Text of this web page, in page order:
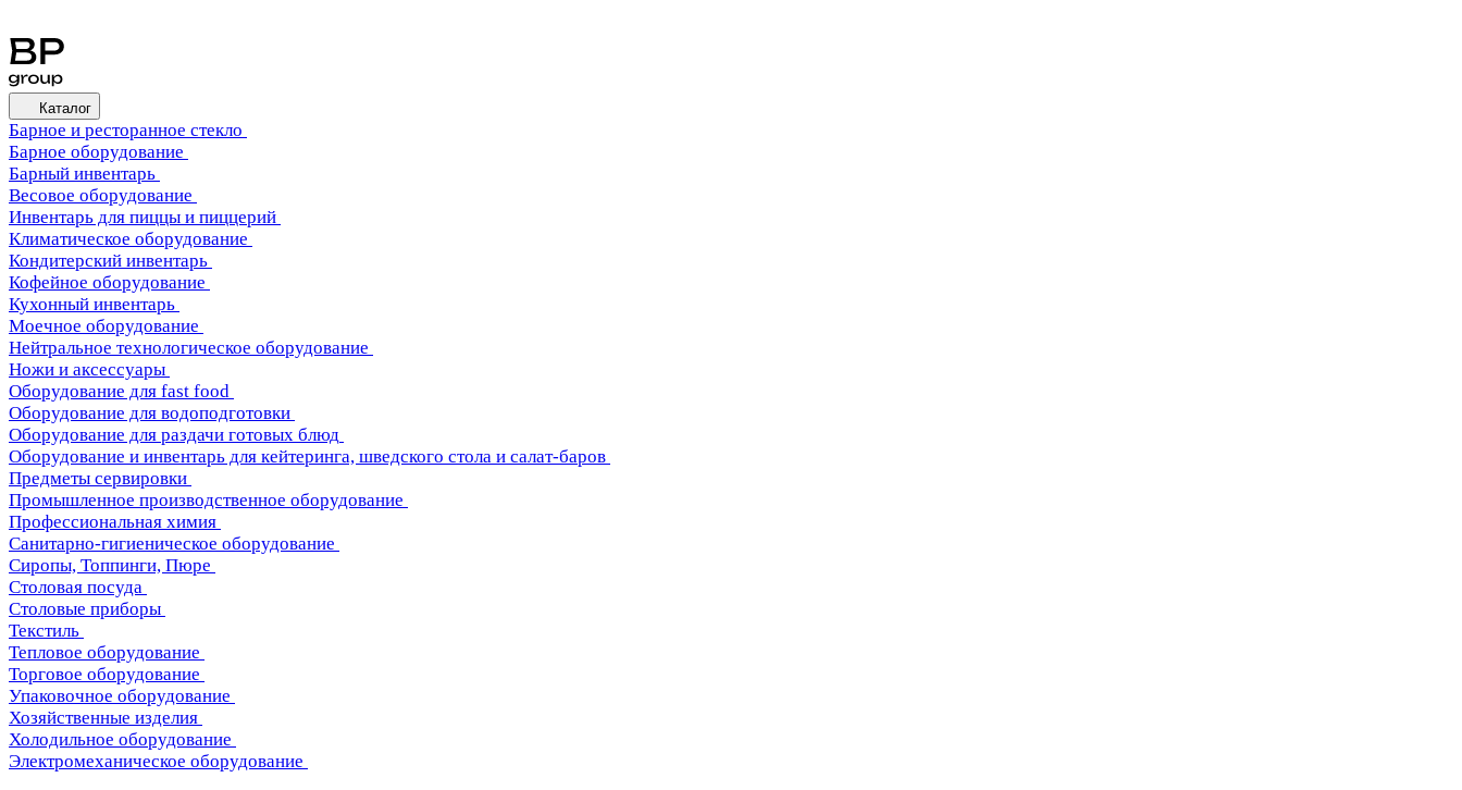
Каталог
Барное и ресторанное стекло
Барное оборудование
Барный инвентарь
Весовое оборудование
Инвентарь для пиццы и пиццерий
Климатическое оборудование
Кондитерский инвентарь
Кофейное оборудование
Кухонный инвентарь
Моечное оборудование
Нейтральное технологическое оборудование
Ножи и аксессуары
Оборудование для fast food
Оборудование для водоподготовки
Оборудование для раздачи готовых блюд
Оборудование и инвентарь для кейтеринга, шведского стола и салат-баров
Предметы сервировки
Промышленное производственное оборудование
Профессиональная химия
Санитарно-гигиеническое оборудование
Сиропы, Топпинги, Пюре
Столовая посуда
Столовые приборы
Текстиль
Тепловое оборудование
Торговое оборудование
Упаковочное оборудование
Хозяйственные изделия
Холодильное оборудование
Электромеханическое оборудование